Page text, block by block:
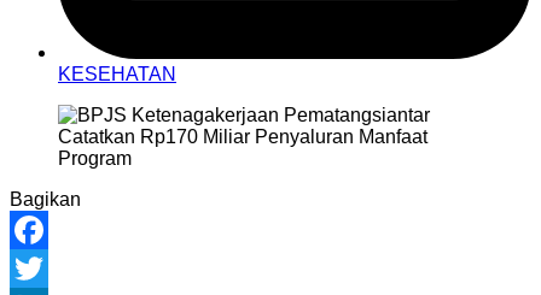
KESEHATAN
Bagikan
Facebook